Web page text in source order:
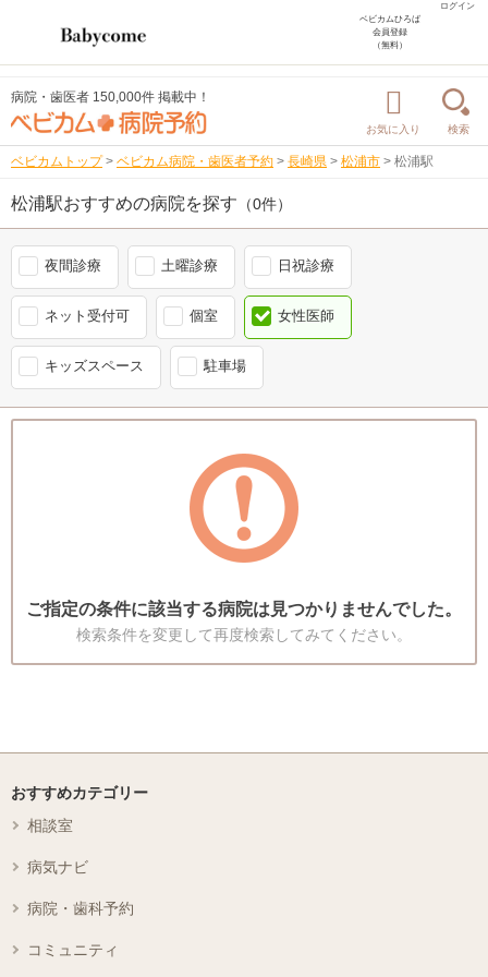
ログイン
ベビカムひろば
会員登録
（無料）
病院・歯医者 150,000件 掲載中！
お気に入り 検索
ベビカムトップ > ベビカム病院・歯医者予約 > 長崎県 > 松浦市 > 松浦駅
松浦駅おすすめの病院を探す （0件）
夜間診療 土曜診療 日祝診療
ネット受付可 個室 女性医師
キッズスペース 駐車場
ご指定の条件に該当する病院は見つかりませんでした。
検索条件を変更して再度検索してみてください。
おすすめカテゴリー
相談室
病気ナビ
病院・歯科予約
コミュニティ